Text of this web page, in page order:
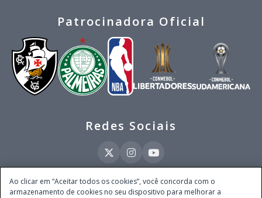
Patrocinadora Oficial
Redes Sociais
Este site é operado pela Ventmear Brasil LTDA (CNPJ 52.868.380/0001-84), com
Ao clicar em “Aceitar todos os cookies”, você concorda com o
armazenamento de cookies no seu dispositivo para melhorar a